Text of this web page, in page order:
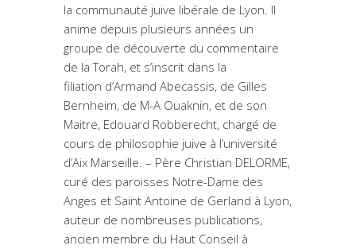
la communauté juive libérale de Lyon. Il
anime depuis plusieurs années un
groupe de découverte du commentaire
de la Torah, et s’inscrit dans la
filiation d’Armand Abecassis, de Gilles
Bernheim, de M-A Ouaknin, et de son
Maitre, Edouard Robberecht, chargé de
cours de philosophie juive à l’université
d’Aix Marseille. – Père Christian DELORME,
curé des paroisses Notre-Dame des
Anges et Saint Antoine de Gerland à Lyon,
auteur de nombreuses publications,
ancien membre du Haut Conseil à